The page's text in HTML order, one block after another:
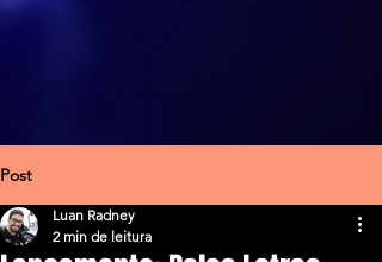
Post
Luan Radney
2 min de leitura